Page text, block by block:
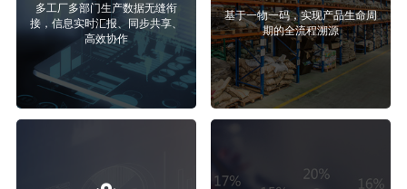
多工厂多部门生产数据无缝衔
接，信息实时汇报、同步共享、
高效协作
基于一物一码，实现产品生命周
期的全流程溯源